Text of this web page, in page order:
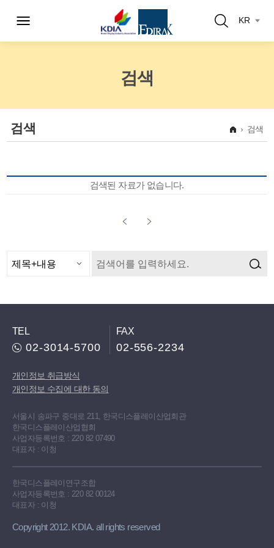
KR
검색
검색 검색
검색된 자료가 없습니다.
TEL
02-3014-5700
FAX
02-556-2234
개인정보 취급방식
개인정보 수집에 대한 동의
서울시 송파구 중대로 211, 한국디스플레이산업회관
한국디스플레이산업협회
사업자등록번호 : 220 82 07490
대표자 : 이청
한국디스플레이연구조합
사업자등록번호 : 220 82 00124
대표자 : 이청
Copyright 2012. KDIA. all rights reserved